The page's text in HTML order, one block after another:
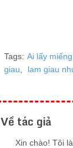
Tags: Ai lấy
giau
lam giau
Về tác giả
Xin chào! Tôi